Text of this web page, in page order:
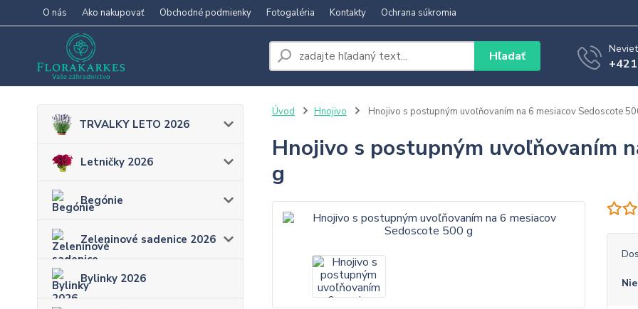
O nás Ako nakupovať Obchodné podmienky Fotogaléria Kontakty Ochrana súkromia
Hľadať
TRVALKY LETO 2026
Letničky 2026
Begónie
Zeleninové sadenice 2026
Bylinky 2026
Úvod Hnojivo Hnojivo s postupným uvoľňovaním na 6 mesiacov Sedoscote
Hnojivo s postupným uvoľňovaním
g